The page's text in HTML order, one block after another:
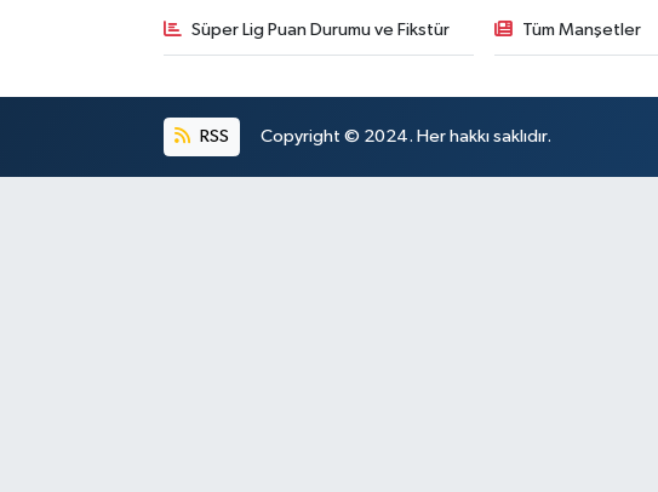
Süper Lig Puan Durumu ve Fikstür Tüm Manşetler
RSS Copyright © 2024. Her hakkı saklıdır.